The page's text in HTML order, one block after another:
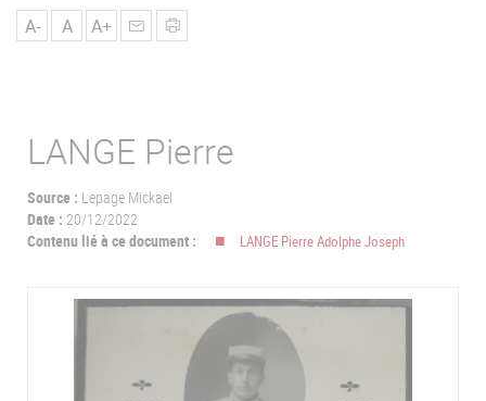
A- A A+
LANGE Pierre
Source : Lepage Mickael
Date : 20/12/2022
Contenu lié à ce document :
LANGE Pierre Adolphe Joseph